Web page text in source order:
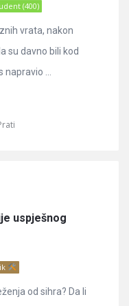
(400)
vrata, nakon
su davno bili kod
...
uspješnog
od sihra? Da li